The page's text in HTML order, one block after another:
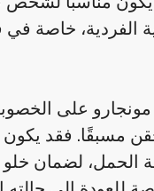
الفردية، خاصة
مونجارو على
مسبقًا. فقد